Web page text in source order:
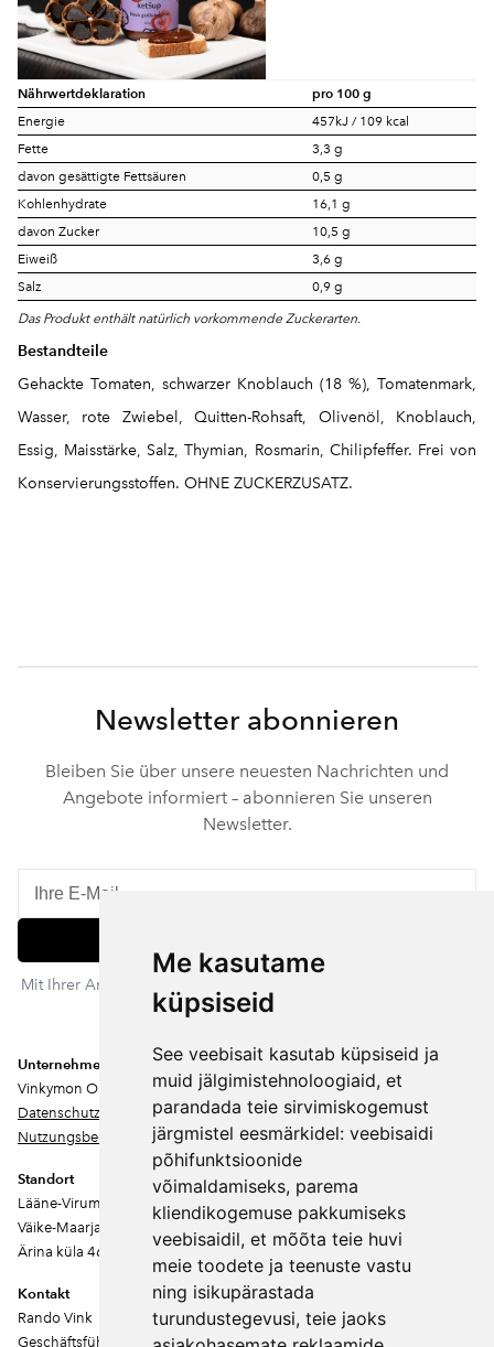
Me kasutame
küpsiseid
See veebisait kasutab küpsiseid ja
muid jälgimistehnoloogiaid, et
parandada teie sirvimiskogemust
järgmistel eesmärkidel: veebisaidi
põhifunktsioonide
võimaldamiseks, parema
kliendikogemuse pakkumiseks
veebisaidil, et mõõta teie huvi
meie toodete ja teenuste vastu
ning isikupärastada
turundustegevusi, teie jaoks
Nährwertdeklaration pro 100 g
Energie
457kJ / 109 kcal
Fette
3,3 g
davon gesättigte Fettsäuren
0,5 g
Kohlenhydrate
16,1 g
davon Zucker
10,5 g
Eiweiß
3,6 g
Salz
0,9 g
Das Produkt enthält natürlich vorkommende Zuckerarten.
Bestandteile
Gehackte Tomaten, schwarzer Knoblauch (18 %), Tomatenmark,
Wasser, rote Zwiebel, Quitten-Rohsaft, Olivenöl, Knoblauch,
Essig, Maisstärke, Salz, Thymian, Rosmarin, Chilipfeffer. Frei von
Konservierungsstoffen. OHNE ZUCKERZUSATZ.
Newsletter abonnieren
Bleiben Sie über unsere neuesten Nachrichten und
Angebote informiert – abonnieren Sie unseren
Newsletter.
Mit Ihrer Anmeldung stimmen Sie unserer Datenschutzerklärung
zu. Sie können sich jederzeit abmelden.
Unternehmen
Vinkymon OÜ
Datenschutz
Nutzungsbedingungen
Standort
Lääne-Virumaa
Väike-Maarja vald
Ärina küla 46202
Kontakt
Rando Vink
Geschäftsführer